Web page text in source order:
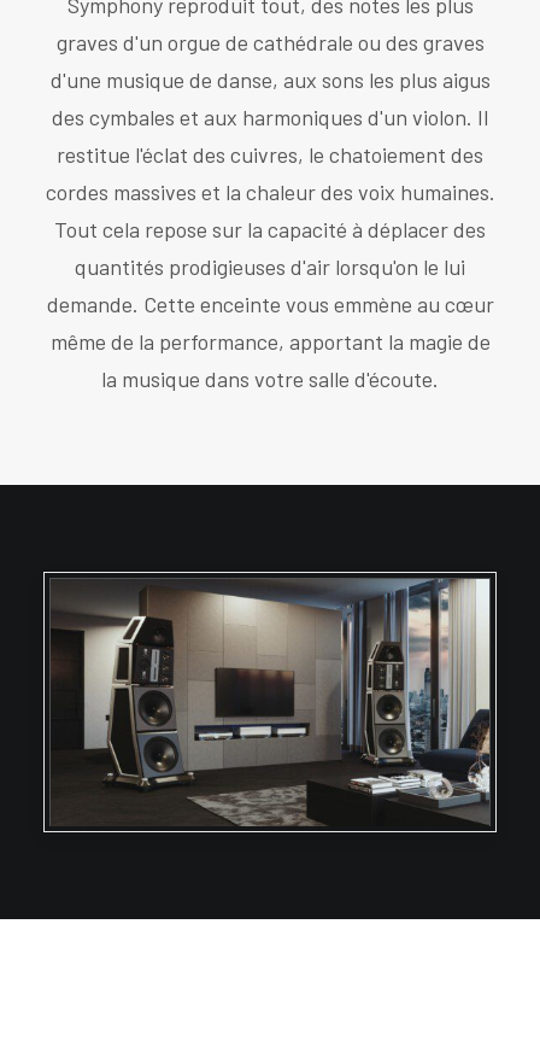
graves d'un orgue de cathédrale ou des graves
d'une musique de danse, aux sons les plus aigus
des cymbales et aux harmoniques d'un violon. Il
restitue l'éclat des cuivres, le chatoiement des
cordes massives et la chaleur des voix humaines.
Tout cela repose sur la capacité à déplacer des
quantités prodigieuses d'air lorsqu'on le lui
demande. Cette enceinte vous emmène au cœur
même de la performance, apportant la magie de
la musique dans votre salle d'écoute.